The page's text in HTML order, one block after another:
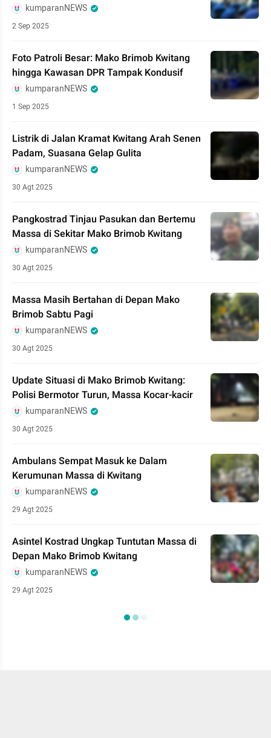
kumparanNEWS
2 Sep 2025
Foto Patroli Besar: Mako Brimob Kwitang
hingga Kawasan DPR Tampak Kondusif
kumparanNEWS
1 Sep 2025
Listrik di Jalan Kramat Kwitang Arah Senen
Padam, Suasana Gelap Gulita
kumparanNEWS
30 Agt 2025
Pangkostrad Tinjau Pasukan dan Bertemu
Massa di Sekitar Mako Brimob Kwitang
kumparanNEWS
30 Agt 2025
Massa Masih Bertahan di Depan Mako
Brimob Sabtu Pagi
kumparanNEWS
30 Agt 2025
Update Situasi di Mako Brimob Kwitang:
Polisi Bermotor Turun, Massa Kocar-kacir
kumparanNEWS
30 Agt 2025
Ambulans Sempat Masuk ke Dalam
Kerumunan Massa di Kwitang
kumparanNEWS
29 Agt 2025
Asintel Kostrad Ungkap Tuntutan Massa di
Depan Mako Brimob Kwitang
kumparanNEWS
29 Agt 2025